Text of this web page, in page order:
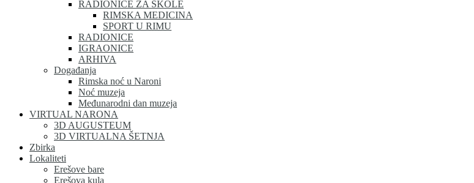
RADIONICE ZA ŠKOLE
RIMSKA MEDICINA
SPORT U RIMU
RADIONICE
IGRAONICE
ARHIVA
Događanja
Rimska noć u Naroni
Noć muzeja
Međunarodni dan muzeja
VIRTUAL NARONA
3D AUGUSTEUM
3D VIRTUALNA ŠETNJA
Zbirka
Lokaliteti
Erešove bare
Erešova kula